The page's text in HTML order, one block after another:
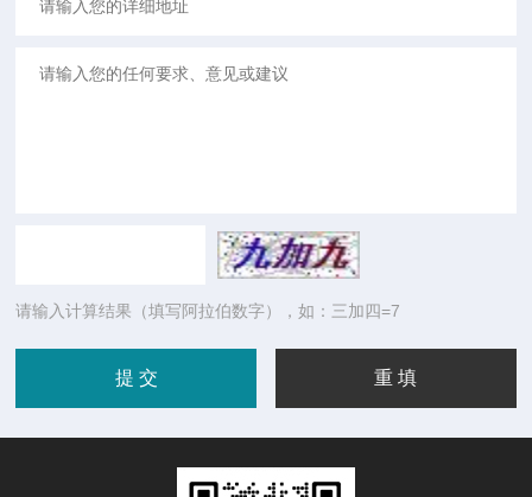
请输入计算结果（填写阿拉伯数字），如：三加四=7